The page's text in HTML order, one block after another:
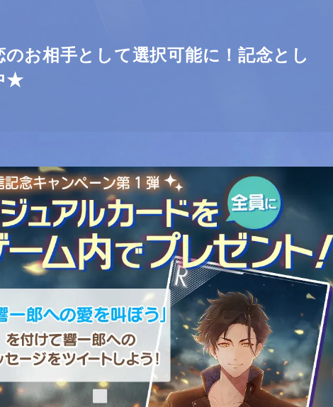
お相手として選択可能に！記念とし
★